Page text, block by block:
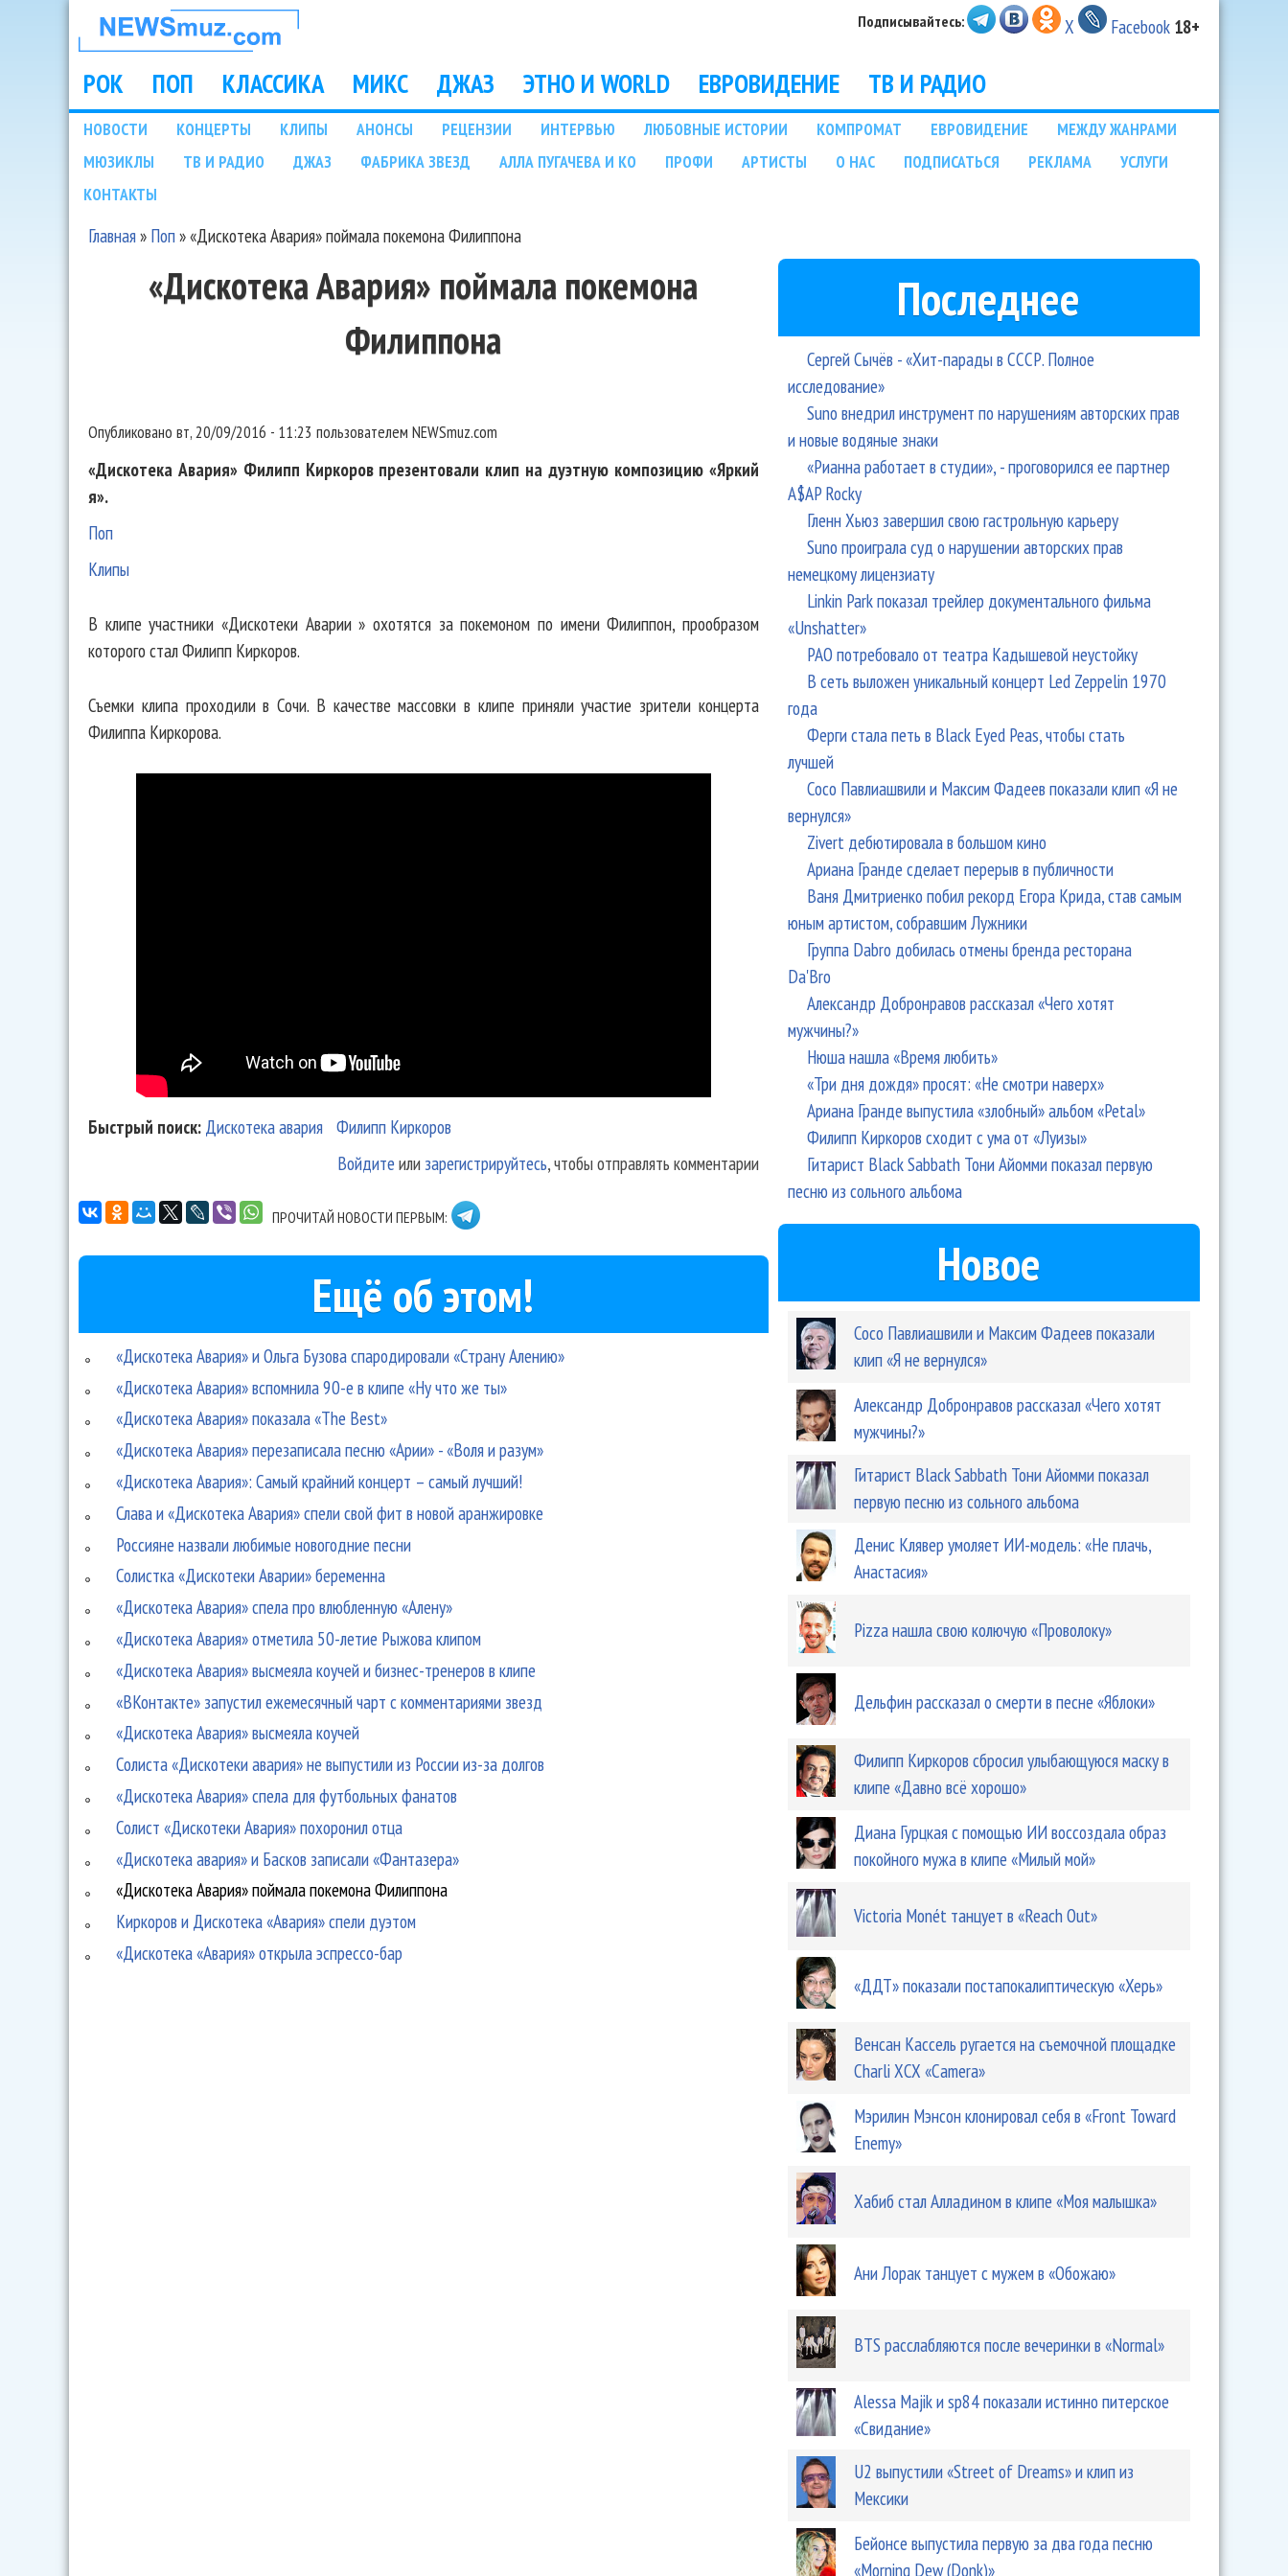
НОВОСТИ
МУЗЫКИ И
ШОУ БИЗНЕСА
NEWSMUZ.COM
Подписывайтесь: X Facebook 18+
Main menu
РОК ПОП КЛАССИКА МИКС ДЖАЗ ЭТНО И WORLD ЕВРОВИДЕНИЕ ТВ И РАДИО
Подразделы
НОВОСТИ КОНЦЕРТЫ КЛИПЫ АНОНСЫ РЕЦЕНЗИИ ИНТЕРВЬЮ ЛЮБОВНЫЕ ИСТОРИИ КОМПРОМАТ ЕВРОВИДЕНИЕ
МЕЖДУ ЖАНРАМИ
МЮЗИКЛЫ
ТВ И РАДИО ДЖАЗ ФАБРИКА ЗВЕЗД АЛЛА ПУГАЧЕВА И КО ПРОФИ АРТИСТЫ О НАС ПОДПИСАТЬСЯ РЕКЛАМА
УСЛУГИ
КОНТАКТЫ
Главная» Поп»«Дискотека Авария» поймала покемона Филиппона
«Дискотека Авария» поймала покемона
Филиппона
Опубликовано вт, 20/09/2016 - 11:23 пользователем NEWSmuz.com
«Дискотека Авария» Филипп Киркоров презентовали клип на дуэтную композицию «Яркий
я».
Поп
Клипы
В клипе участники «Дискотеки Аварии » охотятся за покемоном по имени Филиппон, прообразом
которого стал Филипп Киркоров.
Съемки клипа проходили в Сочи. В качестве массовки в клипе приняли участие зрители концерта
Филиппа Киркорова.
Быстрый поиск: Дискотека авария Филипп Киркоров
Войдите или зарегистрируйтесь, чтобы отправлять комментарии
ПРОЧИТАЙ НОВОСТИ ПЕРВЫМ:
Ещё об этом!
«Дискотека Авария» и Ольга Бузова спародировали «Страну Алению»
«Дискотека Авария» вспомнила 90-е в клипе «Ну что же ты»
«Дискотека Авария» показала «The Best»
«Дискотека Авария» перезаписала песню «Арии» - «Воля и разум»
«Дискотека Авария»: Самый крайний концерт – самый лучший!
Слава и «Дискотека Авария» спели свой фит в новой аранжировке
Россияне назвали любимые новогодние песни
Солистка «Дискотеки Аварии» беременна
«Дискотека Авария» спела про влюбленную «Алену»
«Дискотека Авария» отметила 50-летие Рыжова клипом
«Дискотека Авария» высмеяла коучей и бизнес-тренеров в клипе
«ВКонтакте» запустил ежемесячный чарт с комментариями звезд
«Дискотека Авария» высмеяла коучей
Солиста «Дискотеки авария» не выпустили из России из-за долгов
«Дискотека Авария» спела для футбольных фанатов
Солист «Дискотеки Авария» похоронил отца
«Дискотека авария» и Басков записали «Фантазера»
«Дискотека Авария» поймала покемона Филиппона
Киркоров и Дискотека «Авария» спели дуэтом
«Дискотека «Авария» открыла эспрессо-бар
Последнее
Сергей Сычёв - «Хит-парады в СССР. Полное
исследование»
Suno внедрил инструмент по нарушениям авторских прав
и новые водяные знаки
«Рианна работает в студии», - проговорился ее партнер
A$AP Rocky
Гленн Хьюз завершил свою гастрольную карьеру
Suno проиграла суд о нарушении авторских прав
немецкому лицензиату
Linkin Park показал трейлер документального фильма
«Unshatter»
РАО потребовало от театра Кадышевой неустойку
В сеть выложен уникальный концерт Led Zeppelin 1970
года
Ферги стала петь в Black Eyed Peas, чтобы стать
лучшей
Сосо Павлиашвили и Максим Фадеев показали клип «Я не
вернулся»
Zivert дебютировала в большом кино
Ариана Гранде сделает перерыв в публичности
Ваня Дмитриенко побил рекорд Егора Крида, став самым
юным артистом, собравшим Лужники
Группа Dabro добилась отмены бренда ресторана
Da'Bro
Александр Добронравов рассказал «Чего хотят
мужчины?»
Нюша нашла «Время любить»
«Три дня дождя» просят: «Не смотри наверх»
Ариана Гранде выпустила «злобный» альбом «Petal»
Филипп Киркоров сходит с ума от «Луизы»
Гитарист Black Sabbath Тони Айомми показал первую
песню из сольного альбома
Новое
Сосо Павлиашвили и Максим Фадеев показали
клип «Я не вернулся»
Александр Добронравов рассказал «Чего хотят
мужчины?»
Гитарист Black Sabbath Тони Айомми показал
первую песню из сольного альбома
Денис Клявер умоляет ИИ-модель: «Не плачь,
Анастасия»
Pizza нашла свою колючую «Проволоку»
Дельфин рассказал о смерти в песне «Яблоки»
Филипп Киркоров сбросил улыбающуюся маску в
клипе «Давно всё хорошо»
Диана Гурцкая с помощью ИИ воссоздала образ
покойного мужа в клипе «Милый мой»
Victoria Monét танцует в «Reach Out»
«ДДТ» показали постапокалиптическую «Херь»
Венсан Кассель ругается на съемочной площадке
Charli XCX «Camera»
Мэрилин Мэнсон клонировал себя в «Front Toward
Enemy»
Хабиб стал Алладином в клипе «Моя малышка»
Ани Лорак танцует с мужем в «Обожаю»
BTS расслабляются после вечеринки в «Normal»
Alessa Majik и sp84 показали истинно питерское
«Свидание»
U2 выпустили «Street of Dreams» и клип из
Мексики
Бейонсе выпустила первую за два года песню
«Morning Dew (Donk)»